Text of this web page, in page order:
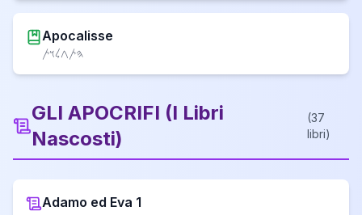
Apocalisse
𐤄𐤕𐤂𐤋𐤅𐤕
GLI APOCRIFI (I Libri
Nascosti)
(37
libri)
Adamo ed Eva 1